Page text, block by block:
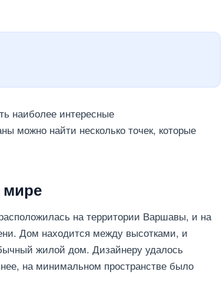
наиболее интересные
можно найти несколько точек, которые
на территории Варшавы, и на
Дом находится между высотками, и
жилой дом. Дизайнеру удалось
на минимальном пространстве было